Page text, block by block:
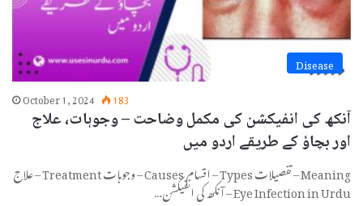
Disease
October 1, 2024 183
آنکھ کی انفیکشن کی مکمل وضاحت – وجوہات، علاج
اور بچاؤ کے طریقے اردو میں
Meaning – تفصیلات Types – اقسام Causes – وجوہات Treatment – علاج
Eye Infection in Urdu – آنکھ کی انفیکشن…